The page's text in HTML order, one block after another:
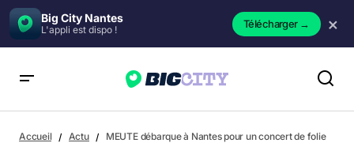
Big City Nantes
L'appli est dispo ! Télécharger→ ×
Accueil Actu MEUTE débarque à Nantes pour un concert de folie